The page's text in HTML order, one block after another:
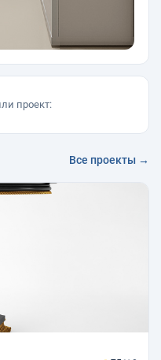
проект:
Все проекты →